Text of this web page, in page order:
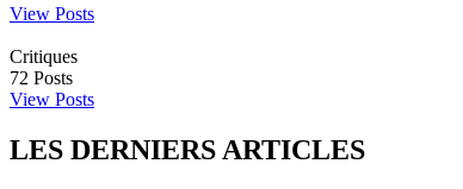
View Posts
Critiques
72 Posts
View Posts
LES DERNIERS ARTICLES